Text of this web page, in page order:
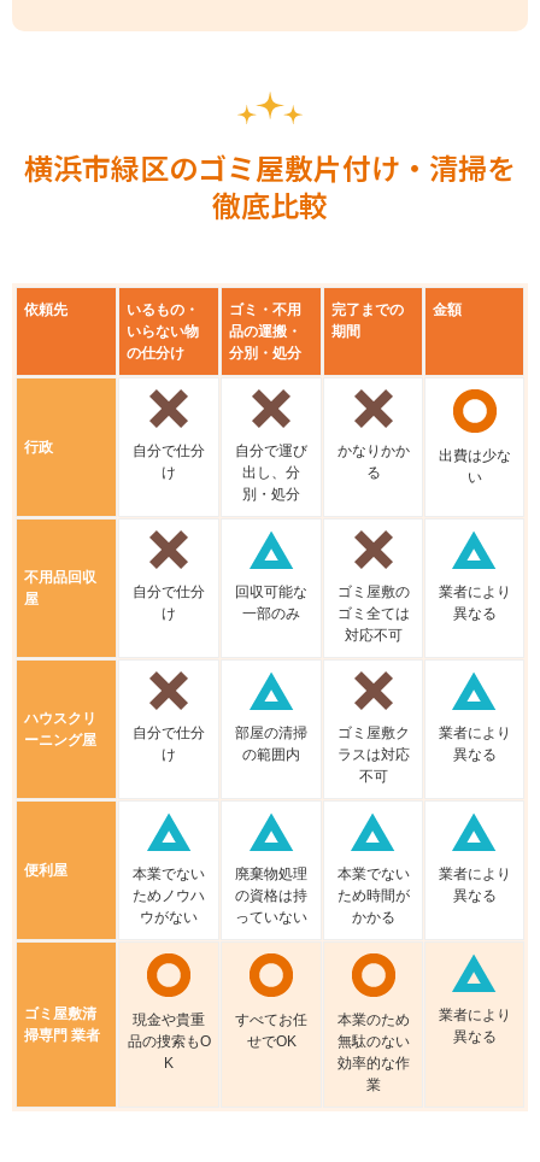
横浜市緑区のゴミ屋敷片付け・清掃を
徹底比較
依頼先
いるもの・
いらない物
の仕分け
ゴミ・不用
品の運搬・
分別・処分
完了までの
期間
金額
行政
⾃分で仕分
け
⾃分で運び
出し、分
別・処分
かなりかか
る
出費は少な
い
不⽤品回収
屋
⾃分で仕分
け
回収可能な
⼀部のみ
ゴミ屋敷の
ゴミ全ては
対応不可
業者により
異なる
ハウスクリ
ーニング屋
⾃分で仕分
け
部屋の清掃
の範囲内
ゴミ屋敷ク
ラスは対応
不可
業者により
異なる
便利屋
本業でない
ためノウハ
ウがない
廃棄物処理
の資格は持
っていない
本業でない
ため時間が
かかる
業者により
異なる
ゴミ屋敷清
掃専門 業者
現⾦や貴重
品の捜索もO
K
すべてお任
せでOK
本業のため
無駄のない
効率的な作
業
業者により
異なる